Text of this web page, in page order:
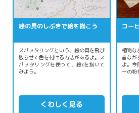
絵の具のしぶきで絵を描こう
スパッタリングという、絵の具を飛び
散らせて色を付ける方法があるよ。ス
パッタリングを使って、絵(を描いて
みよう。
くわしく見る
コー
植物な
昔なが
よ。今
ーの